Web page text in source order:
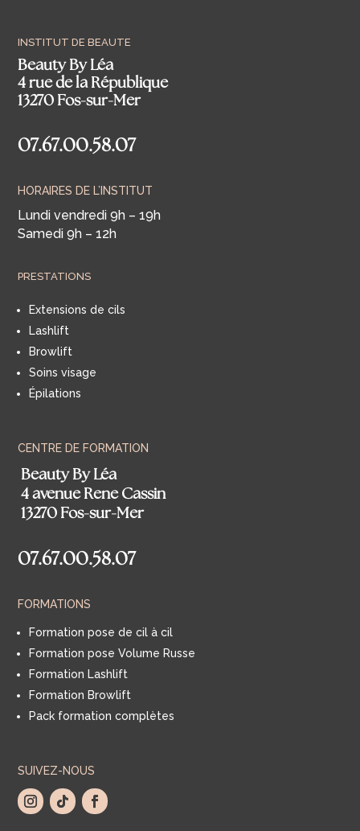
INSTITUT DE BEAUTE
Beauty By Léa
4 rue de la République
13270 Fos-sur-Mer
07.67.00.58.07
HORAIRES DE L’INSTITUT
Lundi vendredi 9h – 19h
Samedi 9h – 12h
PRESTATIONS
Extensions de cils
Lashlift
Browlift
Soins visage
Épilations
CENTRE DE FORMATION
Beauty By Léa
4 avenue Rene Cassin
13270 Fos-sur-Mer
07.67.00.58.07
FORMATIONS
Formation pose de cil à cil
Formation pose Volume Russe
Formation Lashlift
Formation Browlift
Pack formation complètes
SUIVEZ-NOUS